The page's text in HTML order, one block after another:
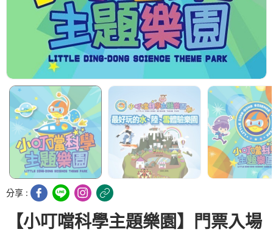
分享 :
【小叮噹科學主題樂園】門票入場